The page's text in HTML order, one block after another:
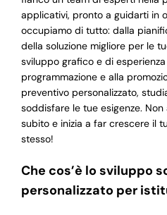
applicativi, pronto a guidarti in
occupiamo di tutto: dalla
della soluzione migliore per le
sviluppo grafico e di
programmazione e alla
preventivo personalizzato,
soddisfare le tue esigenze.
subito e inizia a far crescere il
stesso!
Che cos’è lo sviluppo
personalizzato per